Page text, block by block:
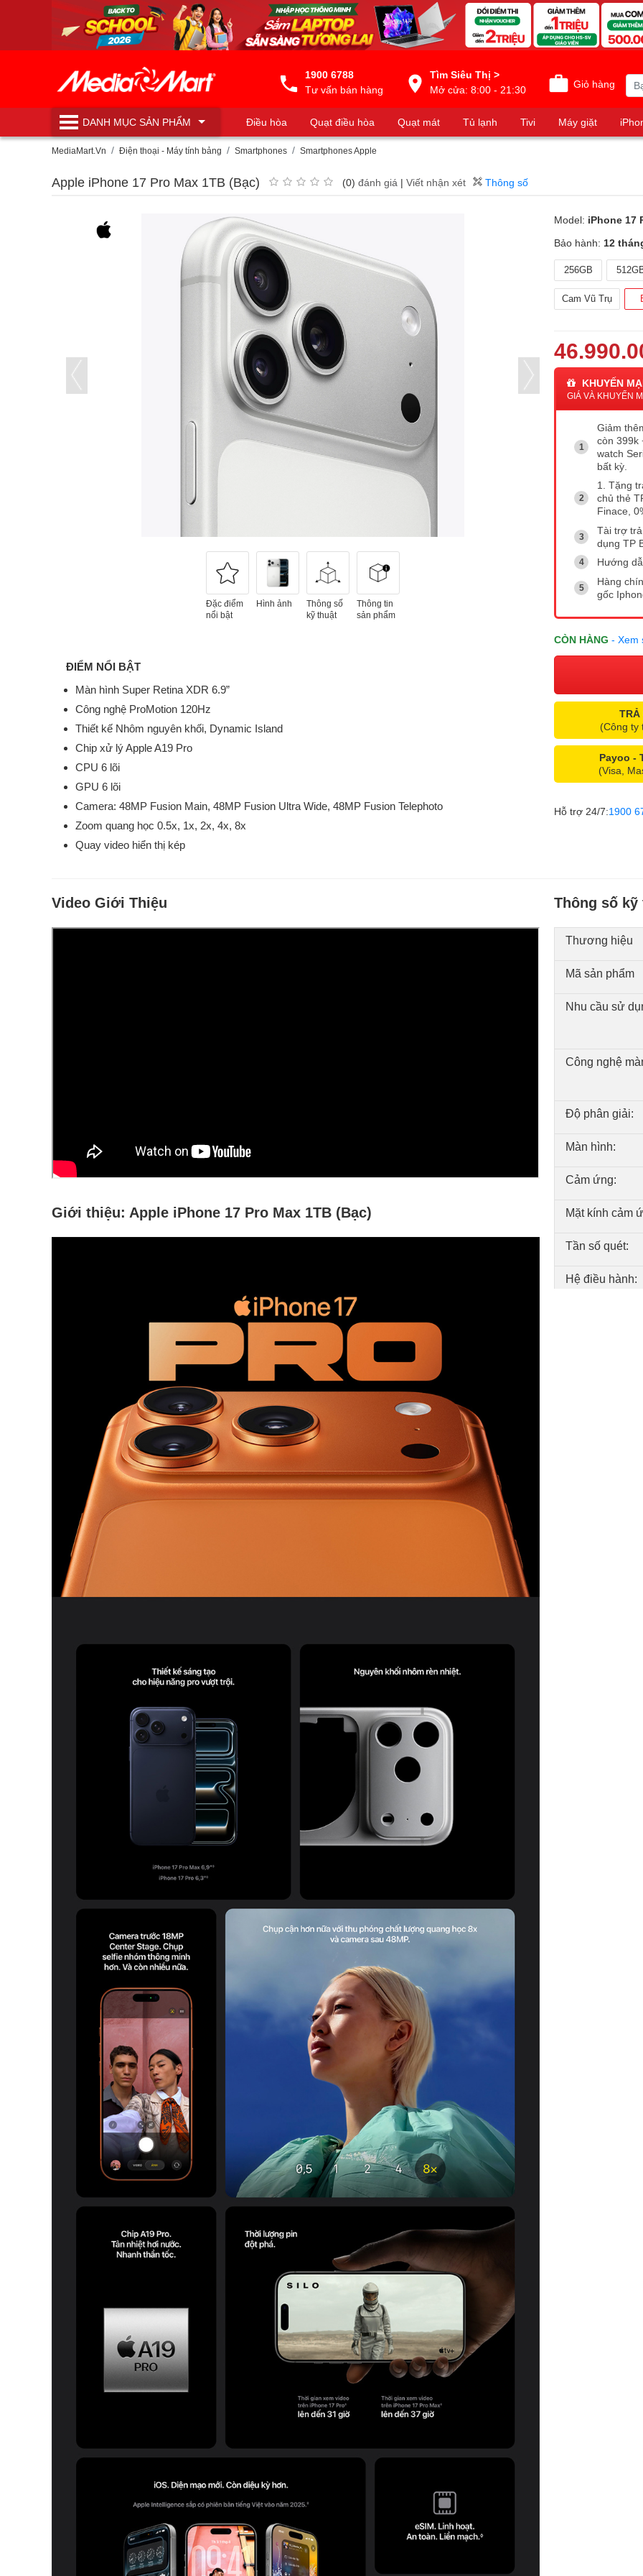
1900 6788
Tư vấn bán hàng
Tìm Siêu Thị >
Mở cửa: 8:00 - 21:30
Giỏ hàng
DANH MỤCSẢN PHẨM Điều hòa Quạt điều hòa Quạt mát Tủ lạnh Tivi Máy giặt
Máy lọc nước
MediaMart.Vn Điện thoại - Máy tính bảng Smartphones Smartphones Apple
Apple iPhone 17 Pro Max 1TB (Bạc) (0) đánh giá | Viết nhận xét Thông số
Đặc điểm
nổi bật
Hình ảnh
Thông số
kỹ thuật
Thông tin
sản phẩm
ĐIỂM NỔI BẬT
Màn hình Super Retina XDR 6.9”
Công nghệ ProMotion 120Hz
Thiết kế Nhôm nguyên khối, Dynamic Island
Chip xử lý Apple A19 Pro
CPU 6 lõi
GPU 6 lõi
Camera: 48MP Fusion Main, 48MP Fusion Ultra Wide, 48MP Fusion Telephoto
Zoom quang học 0.5x, 1x, 2x, 4x, 8x
Quay video hiển thị kép
Model: iPhone 17
Bảo hành: 12
256GB
Cam Vũ Trụ
KHUYẾN
GIÁ VÀ KHUYẾN
Giảm
còn 399k
watch
bất kỳ.
1. Tặng
chủ thẻ
Finace,
Tài trợ
dụng TP
Hướng
Hàng
gốc
CÒN HÀNG - Xem
TRẢ
(Công ty
Payoo -
(Visa,
Hỗ trợ 24/7:1900
Video Giới Thiệu
Giới thiệu: Apple iPhone 17 Pro Max 1TB (Bạc)
Thông số kỹ
Thương hiệu
Mã sản phẩm
Nhu cầu sử
Công nghệ
Độ phân giải:
Màn hình:
Cảm ứng:
Mặt kính cảm
Tần số quét:
Hệ điều hành: